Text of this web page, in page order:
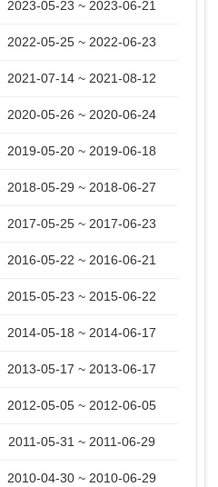
2023-05-23 ~ 2023-06-21
2022-05-25 ~ 2022-06-23
2021-07-14 ~ 2021-08-12
2020-05-26 ~ 2020-06-24
2019-05-20 ~ 2019-06-18
2018-05-29 ~ 2018-06-27
2017-05-25 ~ 2017-06-23
2016-05-22 ~ 2016-06-21
2015-05-23 ~ 2015-06-22
2014-05-18 ~ 2014-06-17
2013-05-17 ~ 2013-06-17
2012-05-05 ~ 2012-06-05
2011-05-31 ~ 2011-06-29
2010-04-30 ~ 2010-06-29